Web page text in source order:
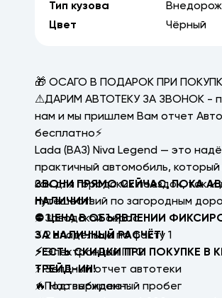
Тип кузова
Цвет
Чёрный
🎁 ОСАГО В ПОДАРОК ПРИ
⚠ДАРИМ АВТОТЕКУ ЗА ЗВОНОК -
нам и мы пришлем Вам отчет
бесплатно⚡
Lada (ВАЗ) Niva Legend — это
практичный автомобиль,
как для городских поездок, так и
путешествий по загородным
⚡ Заводской окрас
⚡ 2 владельца по факту 1
⚡ Электронный ПТС
⚡ Зеленый отчет автотеки
⚡ Подтвержденный пробег
ЗВОНИ ПРЯМО СЕЙЧАС, ПОКА
НАЛИЧИИ!
⛔ ЦЕНА В ОБЪЯВЛЕНИИ
ЗА НАЛИЧНЫЙ РАСЧЁТ!
⚡ЕСТЬ СКИДКИ ПРИ ПОКУПКЕ В
ТРЕЙД-ИН!
🔥 Нас выбирают: